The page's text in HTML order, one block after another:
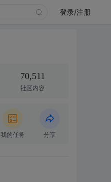
登录/注册
70,511
社区内容
我的任务 分享